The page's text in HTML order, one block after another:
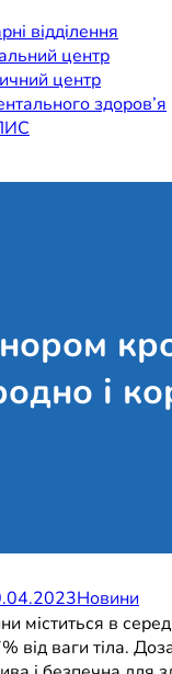
відділення
центр
центр
здоров’я
і
Новини
міститься в
від ваги тіла.